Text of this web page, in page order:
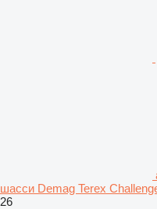
шасси Demag Terex
26